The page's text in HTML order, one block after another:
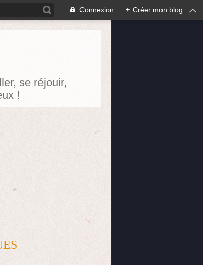
Connexion + Créer mon blog
se réjouir,
!